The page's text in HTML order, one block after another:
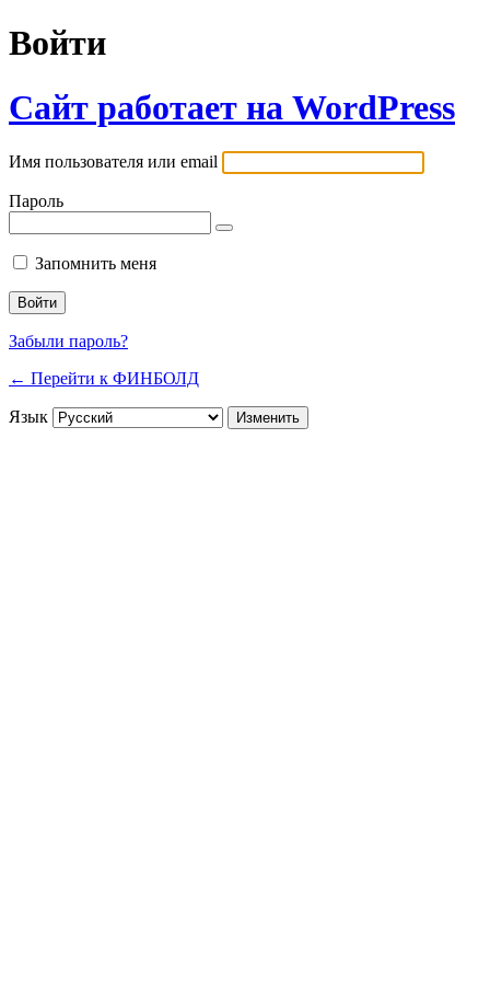
Войти
Сайт работает на WordPress
Имя пользователя или email
Пароль
Запомнить меня
Забыли пароль?
← Перейти к ФИНБОЛД
Язык